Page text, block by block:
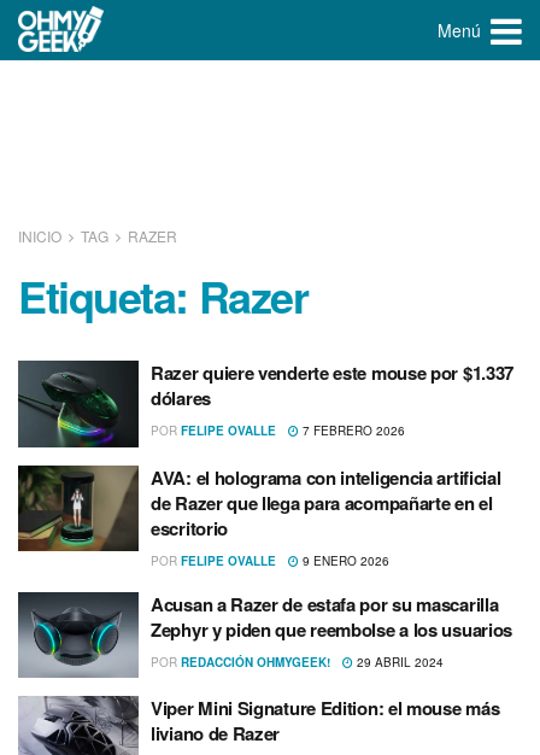
Menú
INICIO TAG RAZER
Etiqueta: Razer
Razer quiere venderte este mouse por $1.337
dólares
POR FELIPE OVALLE 7 FEBRERO 2026
AVA: el holograma con inteligencia artificial
de Razer que llega para acompañarte en el
escritorio
POR FELIPE OVALLE 9 ENERO 2026
Acusan a Razer de estafa por su mascarilla
Zephyr y piden que reembolse a los usuarios
POR REDACCIÓN OHMYGEEK! 29 ABRIL 2024
Viper Mini Signature Edition: el mouse más
liviano de Razer